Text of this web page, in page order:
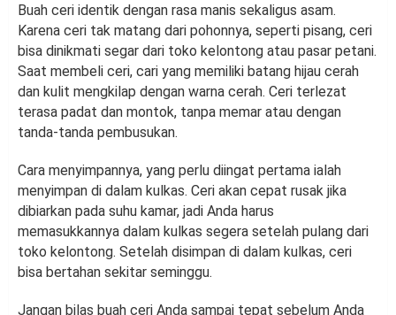
Buah ceri identik dengan rasa manis sekaligus asam.
Karena ceri tak matang dari pohonnya, seperti pisang, ceri
bisa dinikmati segar dari toko kelontong atau pasar petani.
Saat membeli ceri, cari yang memiliki batang hijau cerah
dan kulit mengkilap dengan warna cerah. Ceri terlezat
terasa padat dan montok, tanpa memar atau dengan
tanda-tanda pembusukan.
Cara menyimpannya, yang perlu diingat pertama ialah
menyimpan di dalam kulkas. Ceri akan cepat rusak jika
dibiarkan pada suhu kamar, jadi Anda harus
memasukkannya dalam kulkas segera setelah pulang dari
toko kelontong. Setelah disimpan di dalam kulkas, ceri
bisa bertahan sekitar seminggu.
Jangan bilas buah ceri Anda sampai tepat sebelum Anda